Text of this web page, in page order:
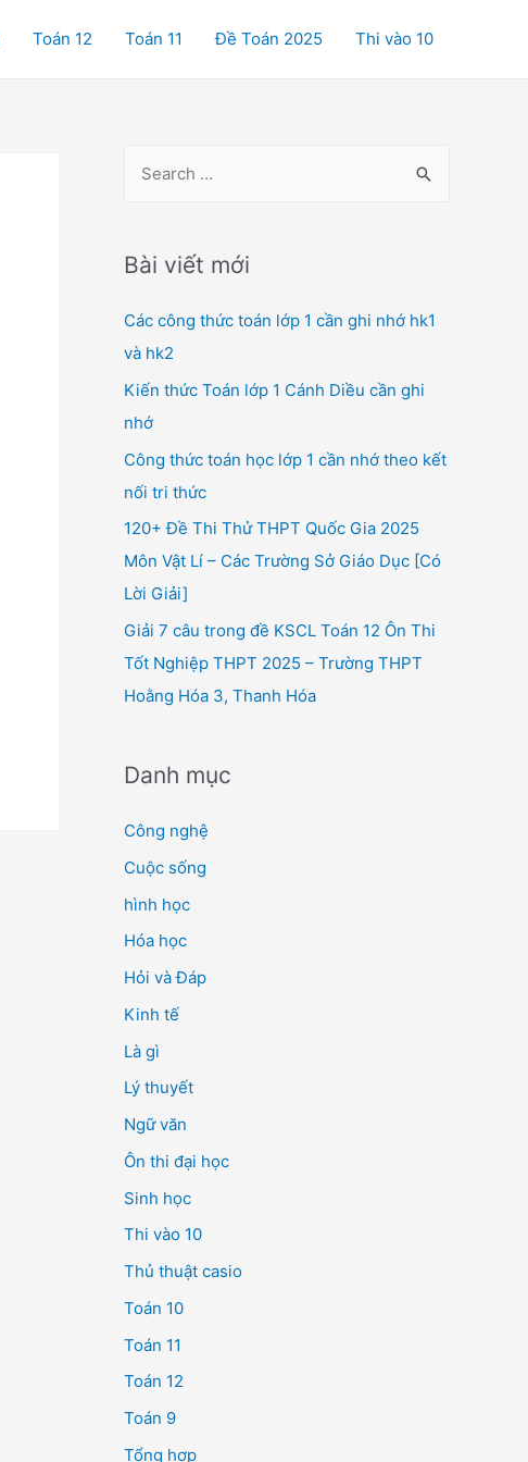
Toán 12 Toán 11 Đề Toán 2025 Thi vào 10
r
h
f
o
r
:
Bài viết mới
Các công thức toán lớp 1 cần ghi nhớ hk1
và hk2
Kiến thức Toán lớp 1 Cánh Diều cần ghi
nhớ
Công thức toán học lớp 1 cần nhớ theo kết
nối tri thức
120+ Đề Thi Thử THPT Quốc Gia 2025
Môn Vật Lí – Các Trường Sở Giáo Dục [Có
Lời Giải]
Giải 7 câu trong đề KSCL Toán 12 Ôn Thi
Tốt Nghiệp THPT 2025 – Trường THPT
Hoằng Hóa 3, Thanh Hóa
Danh mục
Công nghệ
Cuộc sống
hình học
Hóa học
Hỏi và Đáp
Kinh tế
Là gì
Lý thuyết
Ngữ văn
Ôn thi đại học
Sinh học
Thi vào 10
Thủ thuật casio
Toán 10
Toán 11
Toán 12
Toán 9
Tổng hợp